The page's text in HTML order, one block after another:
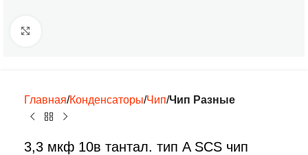
Главная Конденсаторы Чип Чип Разные
3,3 мкф 10в тантал. тип A SCS чип